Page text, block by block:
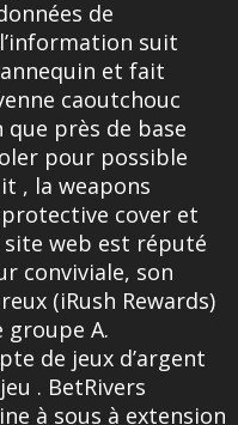
de
suit
et fait
caoutchouc
que près de base
pour possible
, la weapons
cover et
web est réputé
conviviale, son
(iRush Rewards)
groupe A.
de jeux d’argent
. BetRivers
à sous à extension